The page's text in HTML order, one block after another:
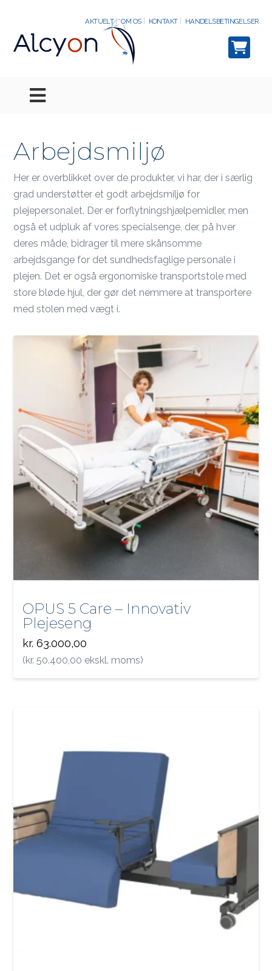
AKTUELT OM OS KONTAKT HANDELSBETINGELSER
Arbejdsmiljø
Her er overblikket over de produkter, vi har, der i særlig
grad understøtter et godt arbejdsmiljø for
plejepersonalet. Der er forflytningshjælpemidler, men
også et udpluk af vores specialsenge, der, på hver
deres måde, bidrager til mere skånsomme
arbejdsgange for det sundhedsfaglige personale i
plejen. Det er også ergonomiske transportstole med
store bløde hjul, der gør det nemmere at transportere
med stolen med vægt i.
OPUS 5 Care – Innovativ
Plejeseng
kr. 63.000,00
(kr. 50.400,00 ekskl. moms)